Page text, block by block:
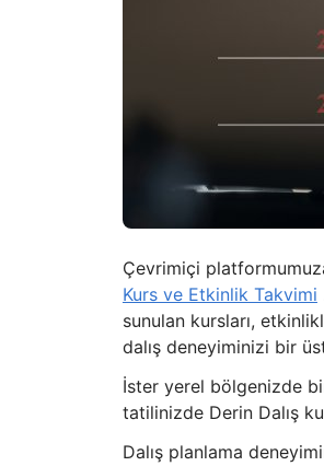
Çevrimiçi
Kurs ve Etkinlik Takvimi
sunulan kursları,
dalış deneyiminizi bir
İster yerel bölgenizde
tatilinizde Derin Dalış
Dalış planlama